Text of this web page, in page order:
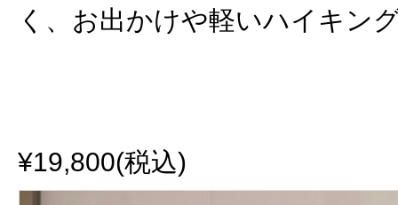
く、お出かけや軽いハイキン
¥19,800(税込)